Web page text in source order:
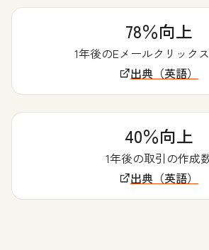
78％向上
1年後のEメールクリック
出典（英語）
40％向上
1年後の取引の作成
出典（英語）